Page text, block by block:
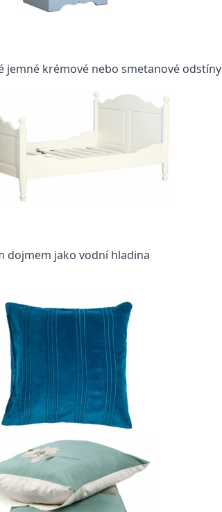
jemné krémové nebo smetanové odstíny
dojmem jako vodní hladina